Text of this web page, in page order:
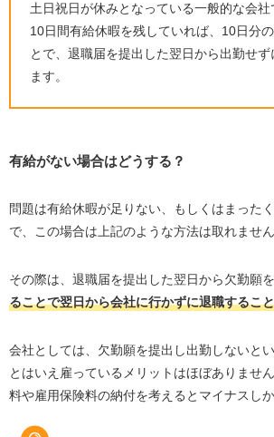
土日祝日が休みとなっている一般的な会
10日間有給休暇を残していれば、10日分
とで、退職届を提出した翌日から出勤せず
ます。
有給がない場合はどうする？
問題は有給休暇が足りない、もしくはまった
で、この場合は上記のような方法は取れません
その際は、退職届を提出した翌日から欠勤願を
ることで翌日から会社に行かずに退職するこ
会社としては、欠勤願を提出し出勤しないと
とはいえ雇っているメリットはほぼありませ
料や雇用保険料の納付を考えるとマイナスし